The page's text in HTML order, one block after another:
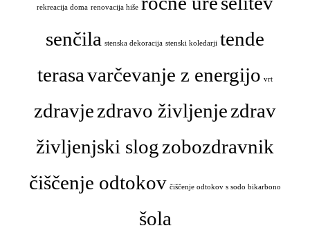
rekreacija doma renovacija hiše
senčila stenska dekoracija stenski koledarji tende
terasavarčevanje z energijo vrt
zdravjezdravo življenjezdrav
življenjski slogzobozdravnik
čiščenje odtokov čiščenje odtokov s sodo bikarbono
šola